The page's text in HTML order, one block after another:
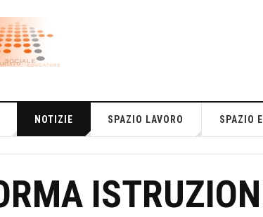
NOTIZIE SPAZIO LAVORO SPAZIO